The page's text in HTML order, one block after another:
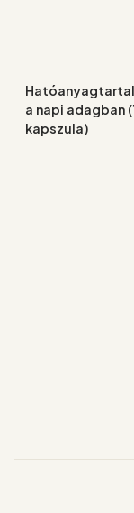
a napi adagban
kapszula)